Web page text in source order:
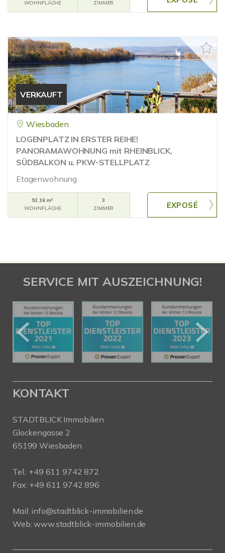
WOHNFLÄCHE
ZIMMER
VERKAUFT
Wiesbaden
LOGENPLATZ IN ERSTER REIHE!
PANORAMAWOHNUNG mit RHEINBLICK,
SÜDBALKON u. PKW-STELLPLATZ
Etagenwohnung
92,16 m²
WOHNFLÄCHE
3
ZIMMER
SERVICE MIT AUSZEICHNUNG!
KONTAKT
STADTBLICK Immobilien
Glockengasse 2
65199 Wiesbaden
Tel.: +49 611 9742 872
Fax: +49 611 9742 896
Mail: info@stadtblick-immobilien.de
Web:www.stadtblick-immobilien.de